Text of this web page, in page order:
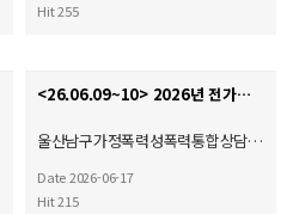
Hit 255
<26.06.09~10> 2026년 전가협 시설장 회의 & 워크숍
울산남구가정폭력성폭력통합상담…
Date 2026-06-17
Hit 215